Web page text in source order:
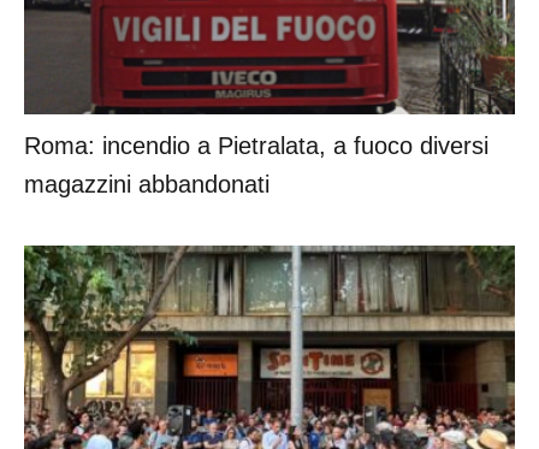
Roma: incendio a Pietralata, a fuoco diversi
magazzini abbandonati